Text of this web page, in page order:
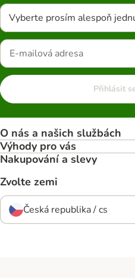
Vyberte prosím alespoň
Přihlásit
O nás a našich službách
Výhody pro vás
Nakupování a slevy
Zvolte zemi
Česká republika / cs